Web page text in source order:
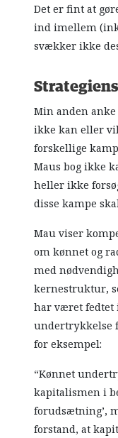
Det er fint at
ind imellem
svækker ikke
Min anden anke
ikke kan eller
forskellige
Maus bog ikke
heller ikke
disse kampe
Mau viser
om kønnet og
med
kernestruktur,
har været fedtet
undertrykkelse
for eksempel:
“Kønnet
kapitalismen i
forudsætning’,
forstand, at